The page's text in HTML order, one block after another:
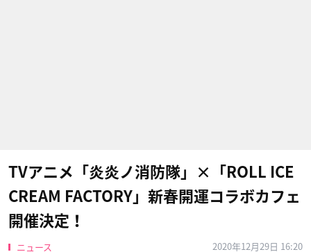
TVアニメ「炎炎ノ消防隊」×「ROLL ICE
CREAM FACTORY」新春開運コラボカフェ
開催決定！
ニュース 2020年12月29日 16:20